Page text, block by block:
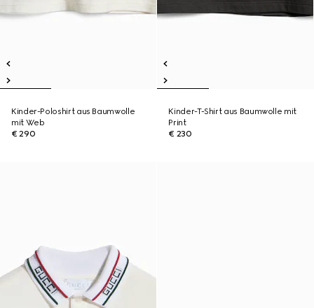
Kinder-Poloshirt aus Baumwolle
mit Web
€ 290
Kinder-T-Shirt aus Baumwolle mit
Print
€ 230